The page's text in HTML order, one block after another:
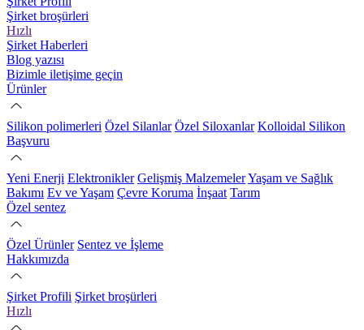
Şirket broşürleri
Hızlı
Şirket Haberleri
Blog yazısı
Bizimle iletişime geçin
Ürünler
Silikon polimerleri Özel Silanlar Özel Siloxanlar Kolloidal Silikon
Başvuru
Yeni Enerji Elektronikler Gelişmiş MalzemelerYaşam ve Sağlık
Bakımı Ev ve Yaşam Çevre Koruma İnşaat Tarım
Özel sentez
Özel Ürünler Sentez ve İşleme
Hakkımızda
Şirket Profili Şirket broşürleri
Hızlı